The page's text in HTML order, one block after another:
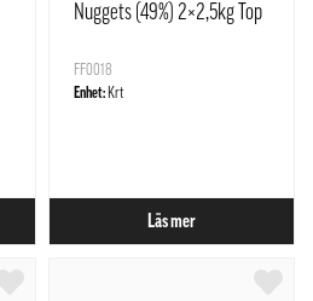
Nuggets (49%) 2×2,5kg Top
FF0018
Enhet: Krt
Läs mer